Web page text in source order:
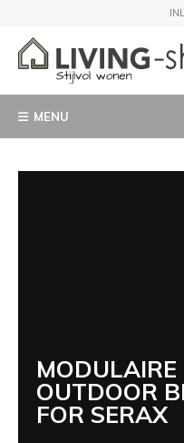
MENU
MODULAIRE
OUTDOOR
FOR SERAX